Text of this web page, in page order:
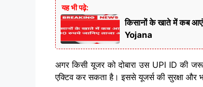
यह भी पढ़े:
किसानों के खाते में कब
Yojana
अगर किसी यूजर को दोबारा उस UPI ID की
एक्टिव कर सकता है। इससे यूजर्स की सुरक्षा और